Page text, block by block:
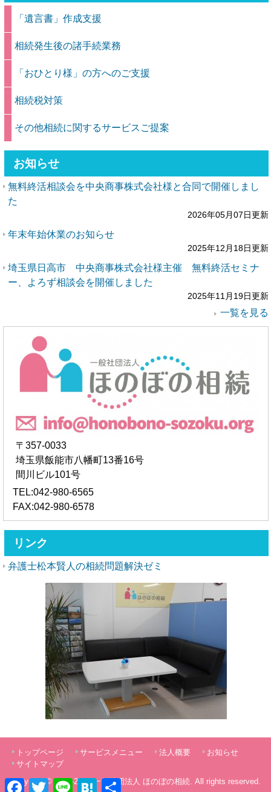
「遺言書」作成支援
相続発生後の諸手続業務
「おひとり様」の方へのご支援
相続税対策
その他相続に関するサービスご提案
お知らせ
無料終活相談会を中央商事株式会社様と合同で開催しまし
た
2026年05月07日更新
年末年始休業のお知らせ
2025年12月18日更新
埼玉県日高市 中央商事株式会社様主催 無料終活セミナ
ー、よろず相談会を開催しました
2025年11月19日更新
一覧を見る
〒357-0033
埼玉県飯能市八幡町13番16号
間川ビル101号
TEL:042-980-6565
FAX:042-980-6578
リンク
弁護士松本賢人の相続問題解決ゼミ
トップページ サービスメニュー 法人概要
お知らせ
サイトマップ
Copyright © 2012-2026 一般社団法人 ほのぼの相続. All rights reserved.
Facebook
TwitterLine Hatena
共